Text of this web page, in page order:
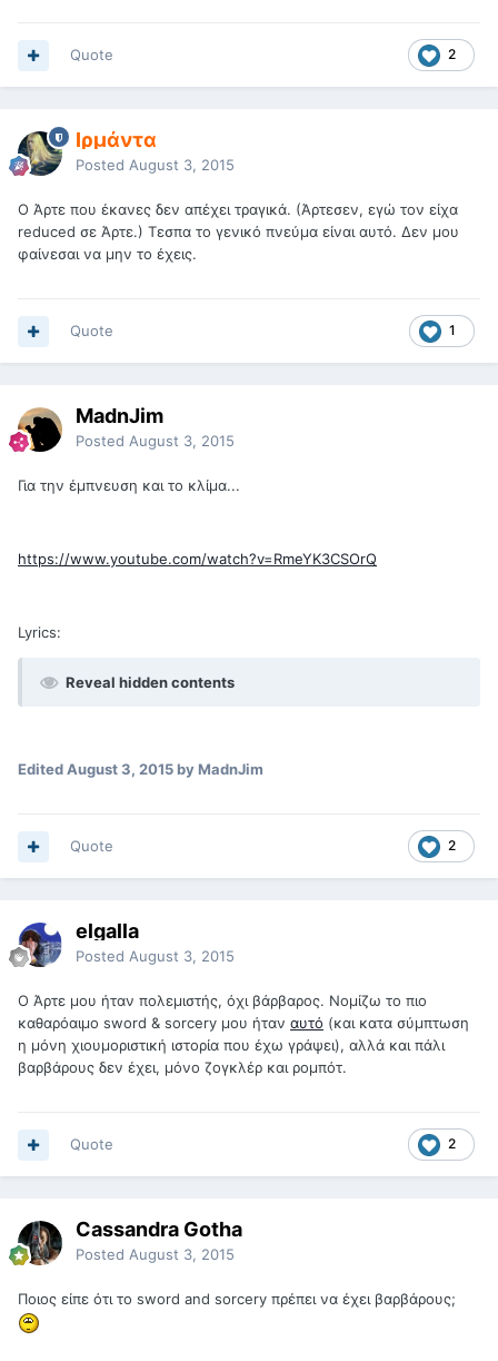
2
Quote
Ιρμάντα
Posted August 3, 2015
Ο Άρτε που έκανες δεν απέχει τραγικά. (Άρτεσεν, εγώ τον είχα
reduced σε Άρτε.) Τεσπα το γενικό πνεύμα είναι αυτό. Δεν μου
φαίνεσαι να μην το έχεις.
1
Quote
MadnJim
Posted August 3, 2015
Για την έμπνευση και το κλίμα...
https://www.youtube.com/watch?v=RmeYK3CSOrQ
Lyrics:
Reveal hidden contents
EditedAugust 3, 2015by MadnJim
2
Quote
elgalla
Posted August 3, 2015
Ο Άρτε μου ήταν πολεμιστής, όχι βάρβαρος. Νομίζω το πιo
καθαρόαιμο sword & sorcery μου ήταν αυτό (και κατα σύμπτωση
η μόνη χιουμοριστική ιστορία που έχω γράψει), αλλά και πάλι
βαρβάρους δεν έχει, μόνο ζογκλέρ και ρομπότ.
2
Quote
Cassandra Gotha
Posted August 3, 2015
Ποιος είπε ότι το sword and sorcery πρέπει να έχει βαρβάρους;